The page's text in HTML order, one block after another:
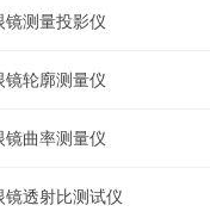
镜测量投影仪
镜轮廓测量仪
镜曲率测量仪
镜透射比测试仪